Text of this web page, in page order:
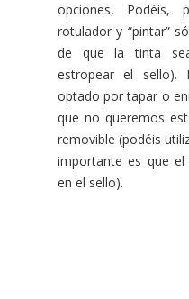
opciones, Podéis,
rotulador y “pintar”
de que la tinta
estropear el sello).
optado por tapar o
que no queremos
removible (podéis
importante es que
en el sello).